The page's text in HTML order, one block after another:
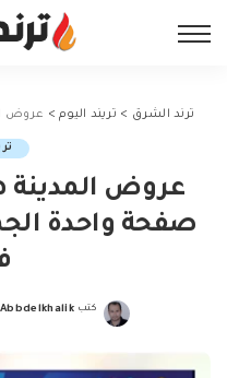
ترند الشرق > تريند اليوم> عروض
عروض المدينة
Posted
كتب